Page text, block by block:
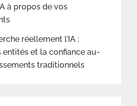
à propos de vos
réellement l’IA :
entités et la confiance au-
traditionnels